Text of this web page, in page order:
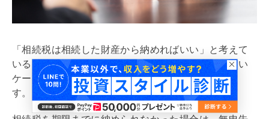
「相続税は相続した財産から納めればいい」と考えて
いる人もいるでしょうが、現金化が困難な遺産が多い
ケースでは、 相続税を納められない可能性がありま
す。